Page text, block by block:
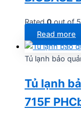
Rated0out of 5
Read more
Tủ lạnh bảo
Tủ lạnh
715F